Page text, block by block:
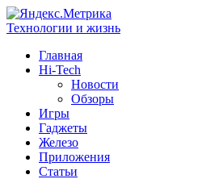
Технологии и жизнь
Главная
Hi-Tech
Новости
Обзоры
Игры
Гаджеты
Железо
Приложения
Статьи